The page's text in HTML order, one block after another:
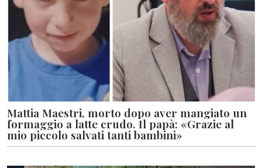
Mattia Maestri, morto dopo aver mangiato un
formaggio a latte crudo. Il papà: «Grazie al
mio piccolo salvati tanti bambini»